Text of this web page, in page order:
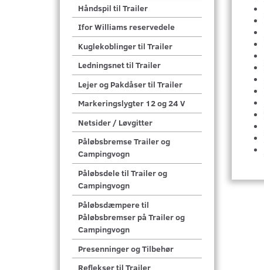
Håndspil til Trailer
Ifor Williams reservedele
Kuglekoblinger til Trailer
Ledningsnet til Trailer
Lejer og Pakdåser til Trailer
Markeringslygter 12 og 24 V
Netsider / Løvgitter
Påløbsbremse Trailer og
Campingvogn
Påløbsdele til Trailer og
Campingvogn
Påløbsdæmpere til
Påløbsbremser på Trailer og
Campingvogn
Presenninger og Tilbehør